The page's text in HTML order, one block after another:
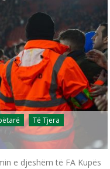
Të Tjera
e djeshëm të FA Kupës